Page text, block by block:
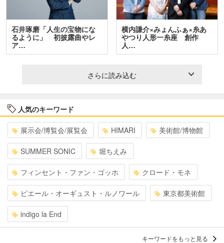
石井琢磨「人生の宝物にな
るように」 初披露曲やレ
ア…
横内謙介×みょんふぁ×糸あ
やつり人形一糸座 創作
人…
さらに読み込む
人気のキーワード
展示会/博覧会/展覧会 HIMARI 美術館/博物館
SUMMER SONIC 堀ちえみ
フィンセント・ファン・ゴッホ クロード・モネ
ピエール・オーギュスト・ルノワール 東京都美術館
indigo la End
キーワードをもっと見る